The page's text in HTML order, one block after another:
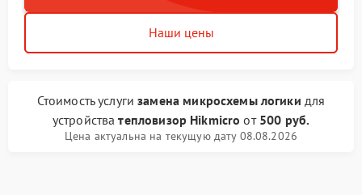
Наши цены
Стоимость услугизамена микросхемы логики для
устройстватепловизор Hikmicro от 500 руб.
Цена актуальна на текущую дату 08.08.2026